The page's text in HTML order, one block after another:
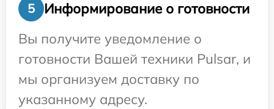
5
Информирование о готовности
Вы получите уведомление о
готовности Вашей техники Pulsar, и
мы организуем доставку по
указанному адресу.